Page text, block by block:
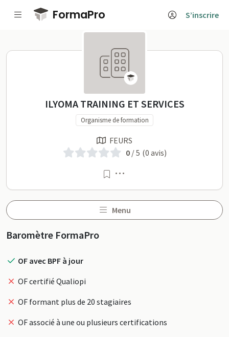
Passer au contenu principal
FormaPro S’inscrire
ILYOMA TRAINING ET
ILYOMA TRAINING ET SERVICES
Organisme de formation
FEURS
0/ 5 (0 avis)
Menu
Profil
Baromètre FormaPro
OF avec BPF à jour
OF certifié Qualiopi
OF formant plus de 20 stagiaires
OF associé à une ou plusieurs certifications